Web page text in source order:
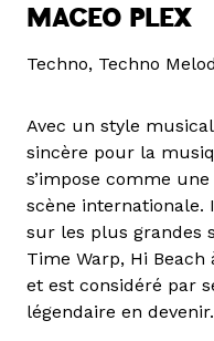
MACEO PLEX
Techno, Techno
Avec un style
sincère pour la
s’impose comme
scène
sur les plus grandes
Time Warp, Hi
et est considéré par
légendaire en devenir.